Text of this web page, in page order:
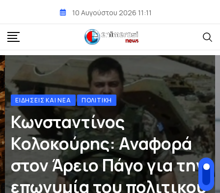
10 Αυγούστου 2026 11:11
ΣΥΜΒΟΥΛΈΣ ΔΙΑΤΡΟΦΉΣ
Ο «Μύθος» των αυγών
για αύξηση της
χοληστερόλης!
BYΣΤΥΛΙΑΝΉ ΓΕΡΑΚΆΚΗ 10 ΑΥΓΟΎΣΤΟΥ 2026 9:03